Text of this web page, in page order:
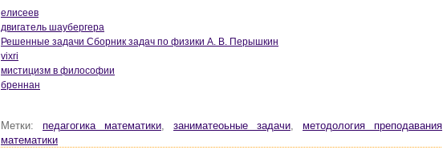
елисеев
двигатель шаубергера
Решенные задачи Сборник задач по физики А. В. Перышкин
vixri
мистицизм в философии
бреннан
Метки: педагогика математики, заниматеоьные задачи, методология преподавания
математики